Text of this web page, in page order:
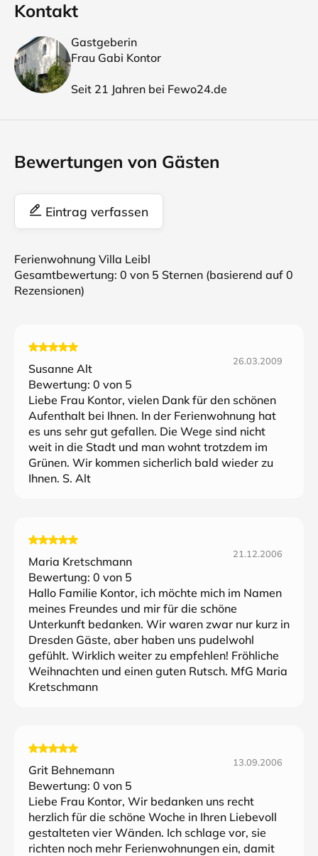
Kontakt
Gastgeberin
Frau Gabi Kontor
Seit 21 Jahren bei Fewo24.de
Bewertungen von Gästen
Eintrag verfassen
Ferienwohnung Villa Leibl
Gesamtbewertung: 0 von 5 Sternen (basierend auf 0
Rezensionen)
Susanne Alt
26.03.2009
Bewertung: 0 von 5
Liebe Frau Kontor, vielen Dank für den schönen
Aufenthalt bei Ihnen. In der Ferienwohnung hat
es uns sehr gut gefallen. Die Wege sind nicht
weit in die Stadt und man wohnt trotzdem im
Grünen. Wir kommen sicherlich bald wieder zu
Ihnen. S. Alt
Maria Kretschmann
21.12.2006
Bewertung: 0 von 5
Hallo Familie Kontor, ich möchte mich im Namen
meines Freundes und mir für die schöne
Unterkunft bedanken. Wir waren zwar nur kurz in
Dresden Gäste, aber haben uns pudelwohl
gefühlt. Wirklich weiter zu empfehlen! Fröhliche
Weihnachten und einen guten Rutsch. MfG Maria
Kretschmann
Grit Behnemann
13.09.2006
Bewertung: 0 von 5
Liebe Frau Kontor, Wir bedanken uns recht
herzlich für die schöne Woche in Ihren Liebevoll
gestalteten vier Wänden. Ich schlage vor, sie
richten noch mehr Ferienwohnungen ein, damit